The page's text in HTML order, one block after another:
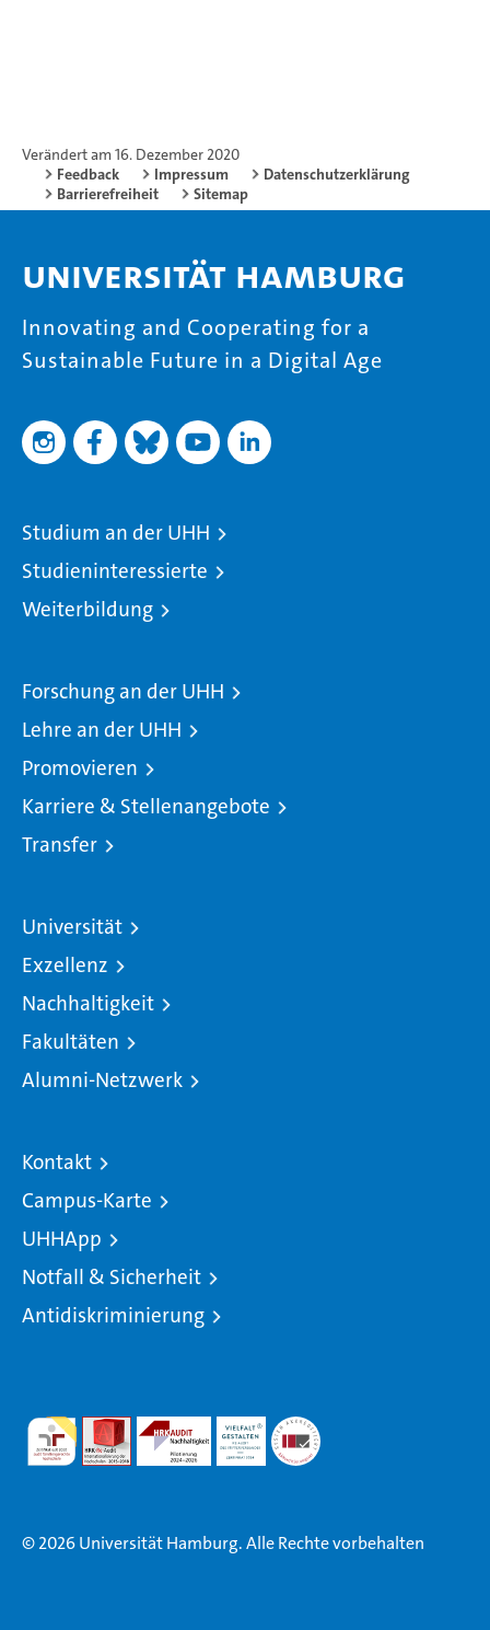
Verändert am 16. Dezember 2020
Feedback
Impressum
Datenschutzerklärung
Barrierefreiheit
Sitemap
Universität Hamburg
Innovating and Cooperating for a
Sustainable Future in a Digital Age
Studium an der UHH
Studieninteressierte
Weiterbildung
Forschung an der UHH
Lehre an der UHH
Promovieren
Karriere & Stellenangebote
Transfer
Universität
Exzellenz
Nachhaltigkeit
Fakultäten
Alumni-Netzwerk
Kontakt
Campus-Karte
UHHApp
Notfall & Sicherheit
Antidiskriminierung
© 2026 Universität Hamburg. Alle Rechte vorbehalten